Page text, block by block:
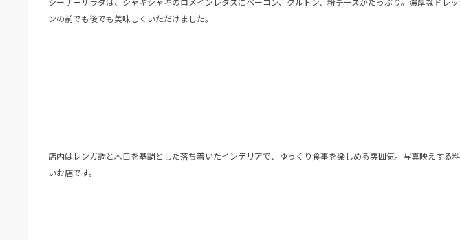
ンの前でも後でも美味しくいただけました。
店内はレンガ調と木目を基調とした落ち着いたインテリアで、ゆっくり食事を楽しめる雰囲気。写真映えする
いお店です。